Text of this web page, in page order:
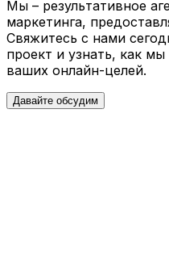
Мы – результативное
маркетинга,
Свяжитесь с нами
проект и узнать, как
ваших онлайн-целей.
Давайте обсудим